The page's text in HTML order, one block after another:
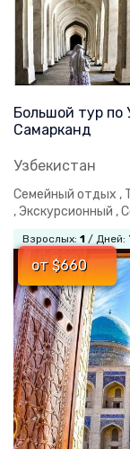
Большой тур по
Самарканд
Узбекистан
Семейный отдых ,
,Экскурсионный ,
Взрослых: 1 / Дней:
от $660